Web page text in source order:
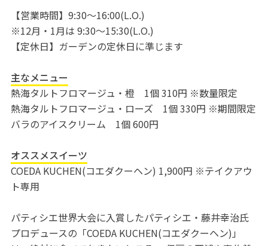
【営業時間】9:30～16:00(L.O.)
※12月・1月は 9:30～15:30(L.O.)
【定休日】ガーデンの定休日に準じます
主なメニュー
熱海タルトフロマージュ・橙 1個 310円 ※数量限定
熱海タルトフロマージュ・ローズ 1個 330円 ※期間限定
バラのアイスクリーム 1個 600円
オススメスイーツ
COEDA KUCHEN(コエダクーヘン) 1,900円 ※テイクアウ
ト専用
パティシエ世界大会に入賞したパティシエ・藤井幸治氏
プロデュースの「COEDA KUCHEN(コエダクーヘン)」